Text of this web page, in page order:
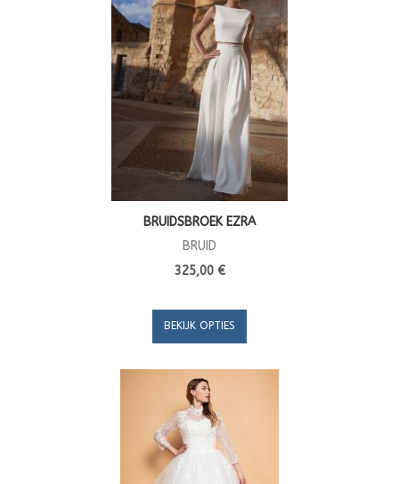
BRUIDSBROEK EZRA
BRUID
325,00 €
BEKIJK OPTIES